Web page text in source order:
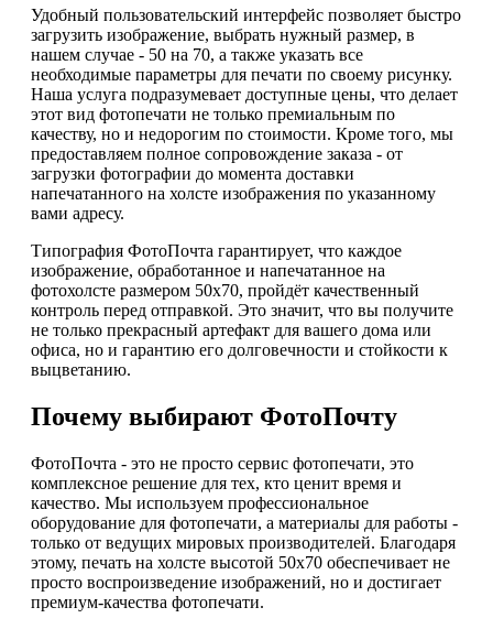
Удобный пользовательский интерфейс позволяет быстро
загрузить изображение, выбрать нужный размер, в
нашем случае - 50 на 70, а также указать все
необходимые параметры для печати по своему рисунку.
Наша услуга подразумевает доступные цены, что делает
этот вид фотопечати не только премиальным по
качеству, но и недорогим по стоимости. Кроме того, мы
предоставляем полное сопровождение заказа - от
загрузки фотографии до момента доставки
напечатанного на холсте изображения по указанному
вами адресу.
Типография ФотоПочта гарантирует, что каждое
изображение, обработанное и напечатанное на
фотохолсте размером 50х70, пройдёт качественный
контроль перед отправкой. Это значит, что вы получите
не только прекрасный артефакт для вашего дома или
офиса, но и гарантию его долговечности и стойкости к
выцветанию.
Почему выбирают ФотоПочту
ФотоПочта - это не просто сервис фотопечати, это
комплексное решение для тех, кто ценит время и
качество. Мы используем профессиональное
оборудование для фотопечати, а материалы для работы -
только от ведущих мировых производителей. Благодаря
этому, печать на холсте высотой 50х70 обеспечивает не
просто воспроизведение изображений, но и достигает
премиум-качества фотопечати.